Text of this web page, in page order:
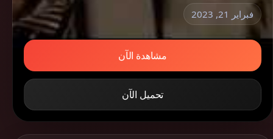
فبراير 21, 2023
مشاهدة الآن
تحميل الآن